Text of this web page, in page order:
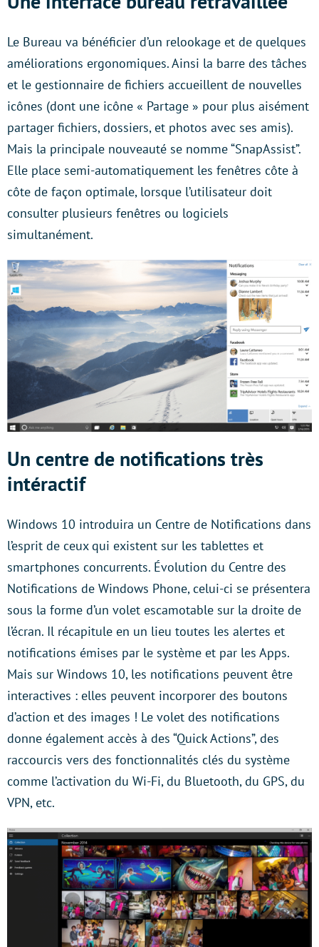
Le Bureau va bénéficier d’un relookage et de quelques
améliorations ergonomiques. Ainsi la barre des tâches
et le gestionnaire de fichiers accueillent de nouvelles
icônes (dont une icône « Partage » pour plus aisément
partager fichiers, dossiers, et photos avec ses amis).
Mais la principale nouveauté se nomme “SnapAssist”.
Elle place semi-automatiquement les fenêtres côte à
côte de façon optimale, lorsque l’utilisateur doit
consulter plusieurs fenêtres ou logiciels
simultanément.
Un centre de notifications très
intéractif
Windows 10 introduira un Centre de Notifications dans
l’esprit de ceux qui existent sur les tablettes et
smartphones concurrents. Évolution du Centre des
Notifications de Windows Phone, celui-ci se présentera
sous la forme d’un volet escamotable sur la droite de
l’écran. Il récapitule en un lieu toutes les alertes et
notifications émises par le système et par les Apps.
Mais sur Windows 10, les notifications peuvent être
interactives : elles peuvent incorporer des boutons
d’action et des images ! Le volet des notifications
donne également accès à des “Quick Actions”, des
raccourcis vers des fonctionnalités clés du système
comme l’activation du Wi-Fi, du Bluetooth, du GPS, du
VPN, etc.